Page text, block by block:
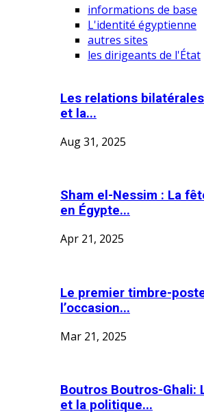
informations de base
L'identité égyptienne
autres sites
les dirigeants de l'État
Les relations
et la...
Aug 31, 2025
Sham el-Nessim : La
en Égypte...
Apr 21, 2025
Le premier timbre-
l’occasion...
Mar 21, 2025
Boutros Boutros-Ghali:
et la politique...